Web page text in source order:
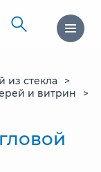
из стекла
и витрин